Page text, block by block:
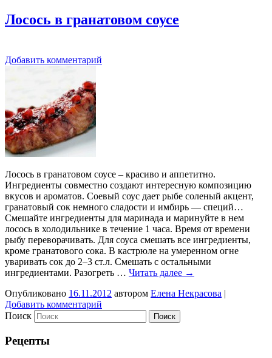
Лосось в гранатовом соусе
Добавить комментарий
Лосось в гранатовом соусе – красиво и аппетитно.
Ингредиенты совместно создают интересную композицию
вкусов и ароматов. Соевый соус дает рыбе соленый акцент,
гранатовый сок немного сладости и имбирь — специй…
Смешайте ингредиенты для маринада и маринуйте в нем
лосось в холодильнике в течение 1 часа. Время от времени
рыбу переворачивать. Для соуса смешать все ингредиенты,
кроме гранатового сока. В кастрюле на умеренном огне
уваривать сок до 2–3 ст.л. Смешать с остальными
ингредиентами. Разогреть … Читать далее →
Опубликовано 16.11.2012 автором Елена Некрасова |
Добавить комментарий
Поиск
Рецепты